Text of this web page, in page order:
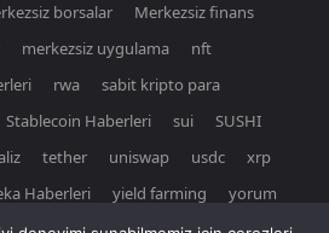
borsalar
Merkezsiz finans
merkezsiz uygulama
nft
rwa
sabit kripto para
Stablecoin Haberleri sui
SUSHI
tether uniswap usdc
xrp
Haberleri yield farming yorum